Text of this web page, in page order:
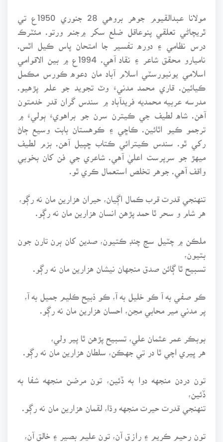
ٿريچاڻي تعلقي پنوعاقل ضلع سکر ۾جنم ورتو. مئٽرڪ
درس نظامي ۽ دوره تفسير جا امتحان پاس ڪيل اٿس.
ناميارو محقق شاعر ۽ نقاد آهي. 1994ع ۾ بين الاقوامي
اسلامي يونيورسٽي اسلام آباد مان دعوه ڪورس مڪمل
ڪيائين. قاري محمد مدنيءَ وٽ تجويد جو علم پڙهيو.
مدرسه عربيه محمديه فريدآباد ۾ سندس گران قدر خدمتون
آهن. شاه لطيف جي ڪيترن سرن جو براهويءَ ٻوليءَ ۾
ترجمو ڪيو اٿائين. ڪاڇي ۽ ڪوهستان بابت وسيع ڄاڻ
رکي ٿو. سندس ڪيترائي ڪتاب ڇپيل آهن. بزم لطيف
ميهڙ جو سرپرست اعليٰ آهي. شاعري جي فن کان بخوبي
واقف آهي. جوهر تخلص استعمال ڪري ٿو.
تنهنجي قدرت قرب ڪمال اڳيان، حيران هزارين مان نه رڳو،
هر شام و سحر ٿا حمد پڙهن انسان هزارين مان نه رڳو.
ملڪن ۾ چٽيل سج چنڊ ڪتيون، صدين کان ٻرن تارن جون
تسبيح ٿا ڳائن صدق منجهان نيشان هزارين مان نه رڳو.
ڪو صفي به آ ڪو خليل به آ، ڪو ذبيح ڪليم جميل به آ،
پر مدني مير محابي مڃن، احسان هزارين مان نه رڳو.
بوبڪر عمر عثمان علي، تسبيح پڙهن ٿا پير ولي،
هر ڀيري اچي ٿا در تي جهڪن، سلطان هزارين مان نه رڳو.
تون دردن منجهه دوا به ڏئين، تون مرضن منجهه شفا به
ڏئين،
تنهنجي قدرت حيرت منجهه وڌا، لقمان هزارين مان نه رڳو.
تون رحيم ڪريم ۽ رازق آن، تون عليم بصير ۽ خالق آن،